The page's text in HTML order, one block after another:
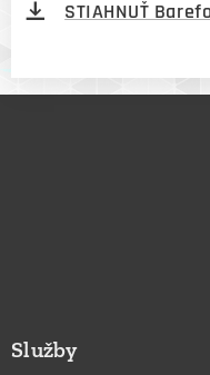
STIAHNUŤ
Služby